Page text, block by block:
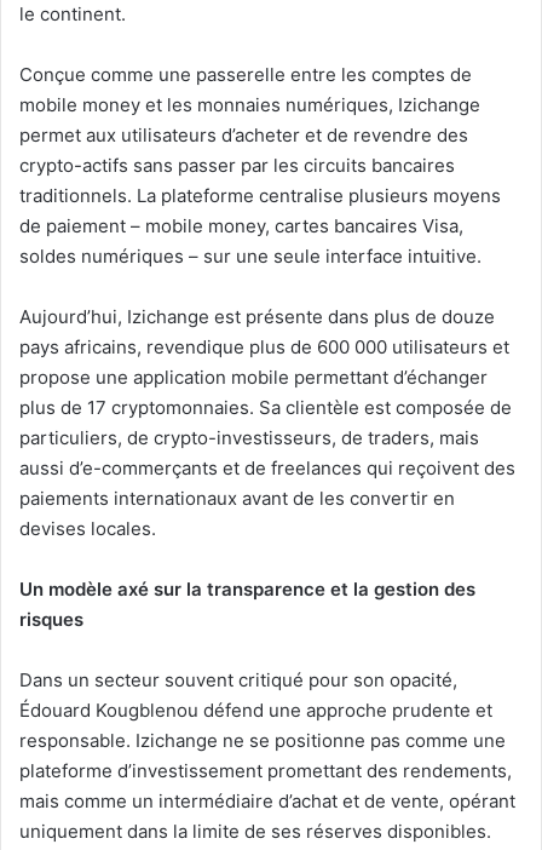
le continent.
Conçue comme une passerelle entre les comptes de
mobile money et les monnaies numériques, Izichange
permet aux utilisateurs d’acheter et de revendre des
crypto-actifs sans passer par les circuits bancaires
traditionnels. La plateforme centralise plusieurs moyens
de paiement – mobile money, cartes bancaires Visa,
soldes numériques – sur une seule interface intuitive.
Aujourd’hui, Izichange est présente dans plus de douze
pays africains, revendique plus de 600 000 utilisateurs et
propose une application mobile permettant d’échanger
plus de 17 cryptomonnaies. Sa clientèle est composée de
particuliers, de crypto-investisseurs, de traders, mais
aussi d’e-commerçants et de freelances qui reçoivent des
paiements internationaux avant de les convertir en
devises locales.
Un modèle axé sur la transparence et la gestion des
risques
Dans un secteur souvent critiqué pour son opacité,
Édouard Kougblenou défend une approche prudente et
responsable. Izichange ne se positionne pas comme une
plateforme d’investissement promettant des rendements,
mais comme un intermédiaire d’achat et de vente, opérant
uniquement dans la limite de ses réserves disponibles.